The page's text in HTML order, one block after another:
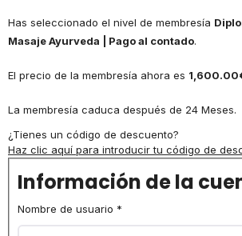
Has seleccionado el nivel de membresía
Masaje Ayurveda | Pago al contado.
El precio de la membresía ahora es
La membresía caduca después de 24 Meses.
¿Tienes un código de descuento?
Haz clic aquí para introducir tu código de
Información de la
Nombre de usuario *